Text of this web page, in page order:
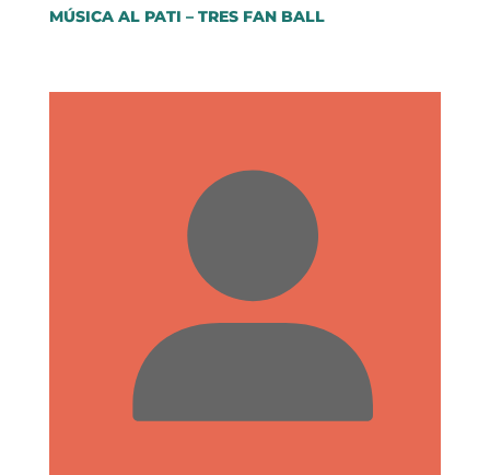
MÚSICA AL PATI – TRES FAN BALL